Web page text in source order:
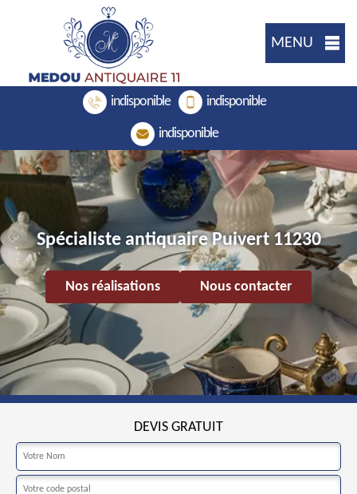
MENU
indisponible indisponible
indisponible
Spécialiste antiquaire Puivert 11230
Nos réalisations Nous contacter
DEVIS GRATUIT